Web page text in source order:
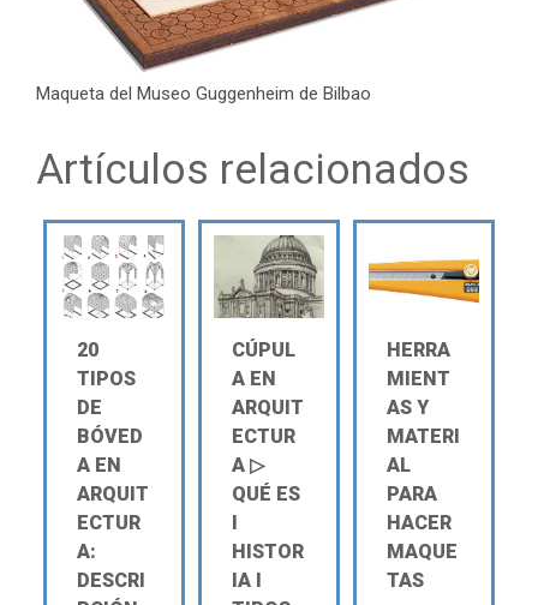
Maqueta del Museo Guggenheim de Bilbao
Artículos relacionados
20
TIPOS
DE
BÓVED
A EN
ARQUIT
ECTUR
A:
DESCRI
CÚPUL
A EN
ARQUIT
ECTUR
A ▷
QUÉ ES
Ι
HISTOR
IA Ι
HERRA
MIENT
AS Y
MATERI
AL
PARA
HACER
MAQUE
TAS